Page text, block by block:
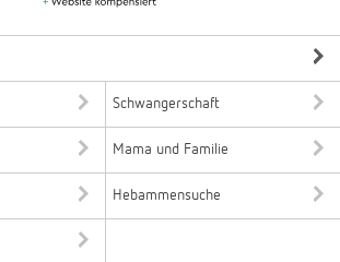
Schwangerschaft
Mama und Familie
Hebammensuche